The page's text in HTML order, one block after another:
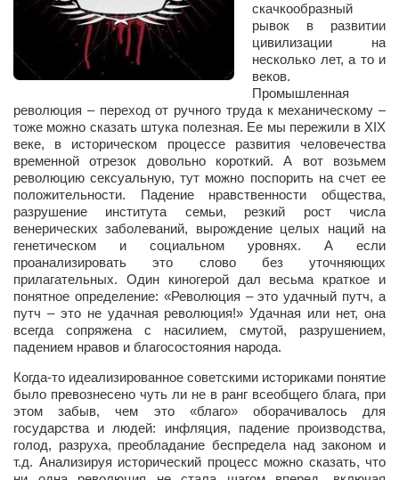
Арт-менеджеры
Лариса Ильченко
Орест Коваль
Тамара Кубракова
Елена Мельник
Вера Паненко
Семён Салатенко
Сергей Шепилов
Актёры
Валентин Бурый
Артём Мяус
Александра Сокол
Барды
Владимир Айзенберг
Игорь Добровольский
Ольга Козаченко
скачкообразный
рывок в развитии
цивилизации на
несколько лет, а то и
веков.
Промышленная
революция – переход от ручного труда к механическому –
тоже можно сказать штука полезная. Ее мы пережили в XIX
веке, в историческом процессе развития человечества
временной отрезок довольно короткий. А вот возьмем
революцию сексуальную, тут можно поспорить на счет ее
положительности. Падение нравственности общества,
разрушение института семьи, резкий рост числа
венерических заболеваний, вырождение целых наций на
генетическом и социальном уровнях. А если
проанализировать это слово без уточняющих
прилагательных. Один киногерой дал весьма краткое и
понятное определение: «Революция – это удачный путч, а
путч – это не удачная революция!» Удачная или нет, она
всегда сопряжена с насилием, смутой, разрушением,
падением нравов и благосостояния народа.
Когда-то идеализированное советскими историками понятие
было превознесено чуть ли не в ранг всеобщего блага, при
этом забыв, чем это «благо» оборачивалось для
государства и людей: инфляция, падение производства,
голод, разруха, преобладание беспредела над законом и
т.д. Анализируя исторический процесс можно сказать, что